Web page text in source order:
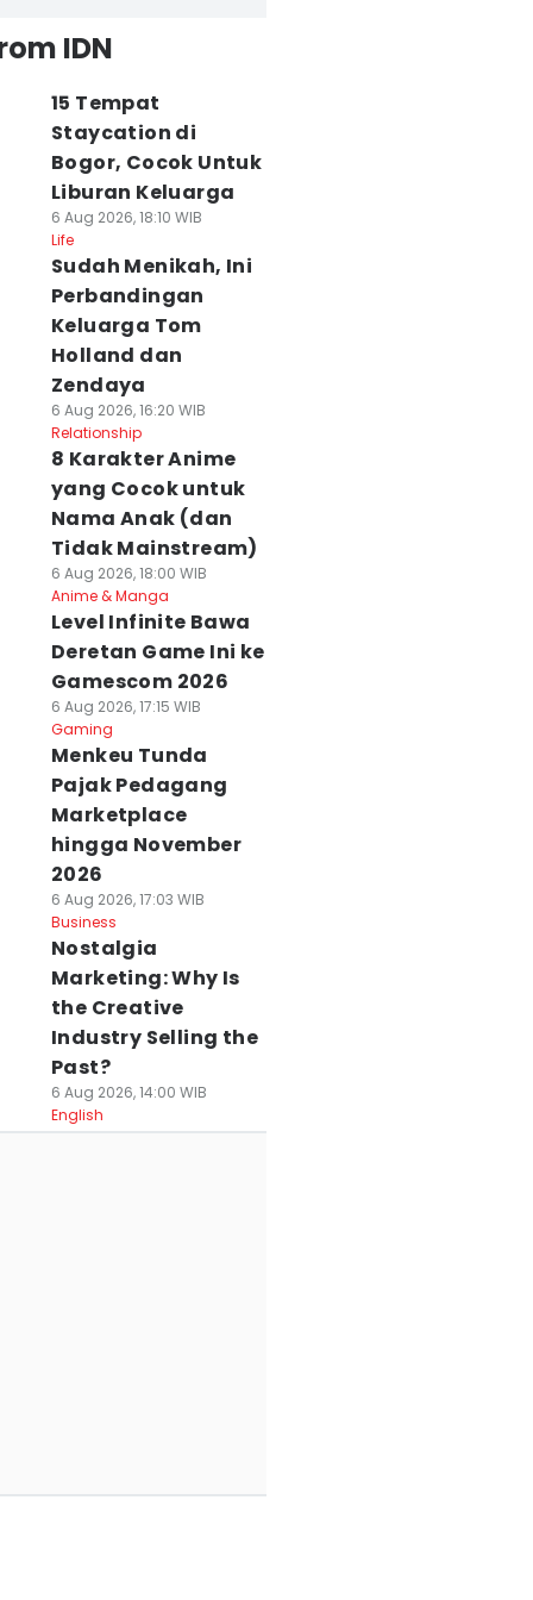
IDN
15 Tempat
Staycation di
Bogor, Cocok Untuk
Liburan Keluarga
6 Aug 2026, 18:10 WIB
Life
Sudah Menikah, Ini
Perbandingan
Keluarga Tom
Holland dan
Zendaya
6 Aug 2026, 16:20 WIB
Relationship
8 Karakter Anime
yang Cocok untuk
Nama Anak (dan
Tidak Mainstream)
6 Aug 2026, 18:00 WIB
Anime & Manga
Level Infinite Bawa
Deretan Game Ini ke
Gamescom 2026
6 Aug 2026, 17:15 WIB
Gaming
Menkeu Tunda
Pajak Pedagang
Marketplace
hingga November
2026
6 Aug 2026, 17:03 WIB
Business
Nostalgia
Marketing: Why Is
the Creative
Industry Selling the
Past?
6 Aug 2026, 14:00 WIB
English